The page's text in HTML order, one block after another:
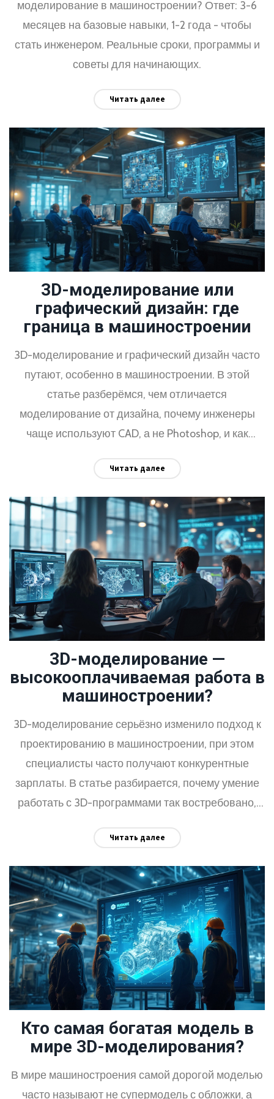
моделирование в машиностроении? Ответ: 3-6
месяцев на базовые навыки, 1-2 года - чтобы
стать инженером. Реальные сроки, программы и
советы для начинающих.
Читать далее
3D-моделирование или
графический дизайн: где
граница в машиностроении
3D-моделирование и графический дизайн часто
путают, особенно в машиностроении. В этой
статье разберёмся, чем отличается
моделирование от дизайна, почему инженеры
чаще используют CAD, а не Photoshop, и как
Приведём примеры из практики и расскажем, с
Отвечаем на главный вопрос: можно ли считать
3D-моделирование частью графического
дизайна?
Читать далее
3D-моделирование —
высокооплачиваемая работа в
машиностроении?
3D-моделирование серьёзно изменило подход к
проектированию в машиностроении, при этом
специалисты часто получают конкурентные
зарплаты. В статье разбирается, почему умение
работать с 3D-программами так востребовано,
максимально быстро стартовать в этой сфере.
искать выгодные предложения. Делимся
конкретными советами для начинающих и тех, кто
хочет поднять уровень дохода.
Читать далее
Кто самая богатая модель в
мире 3D-моделирования?
В мире машиностроения самой дорогой моделью
часто называют не супермодель с обложки, а